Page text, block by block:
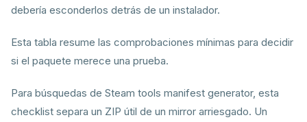
debería esconderlos detrás de un instalador.
Esta tabla resume las comprobaciones mínimas para decidir
si el paquete merece una prueba.
Para búsquedas de Steam tools manifest generator, esta
checklist separa un ZIP útil de un mirror arriesgado. Un